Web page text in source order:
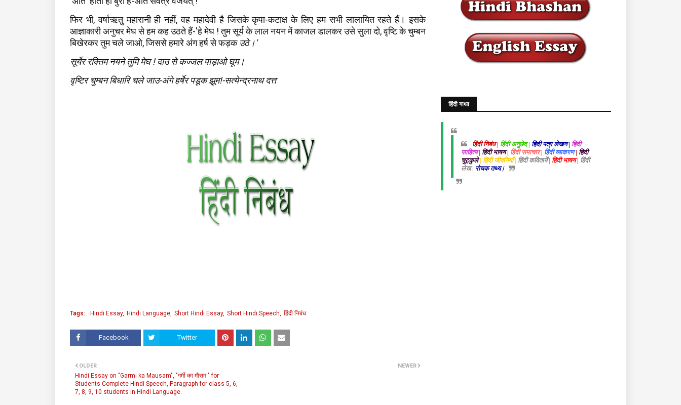
फिर भी, वर्षाऋतु महारानी ही नहीं, वह महादेवी है जिसके कृपा-कटाक्ष के लिए हम सभी लालायित रहते हैं। इसके
आज्ञाकारी अनुचर मेघ से हम कह उठते हैं-'हे मेघ ! तुम सूर्य के लाल नयन में काजल डालकर उसे सुला दो, वृष्टि के चुम्बन
बिखेरकर तुम चले जाओ, जिससे हमारे अंग हर्ष से फड़क उठे।'
सूर्येर रक्तिम नयने तुमि मेघ ! दाउ से कज्जल पाड़ाओ घूम।
वृष्टिर चुम्बन बिधारि चले जाउ-अंगे हर्षेर पडूक झूम!-सत्येन्द्रनाथ दत्त
Tags: Hindi Essay Hindi Language Short Hindi Essay Short Hindi Speech हिंदी निबंध
Facebook Twitter
NEWER
OLDER
Hindi Essay on "Garmi ka Mausam", "गर्मी का मौसम " for
Students Complete Hindi Speech, Paragraph for class 5, 6,
7, 8, 9, 10 students in Hindi Language.
हिंदी गाथा
हिंदी निबंध | हिंदी अनुछेद | हिंदी पत्र लेखन | हिंदी
साहित्य| हिंदी भाषण| हिंदी समाचार| हिंदी व्याकरण| हिंदी
चुट्कुले| हिंदी जीवनियाँ | हिंदी कवितायेँ | हिंदी भाषण | हिंदी
लेख | रोचक तथ्य |